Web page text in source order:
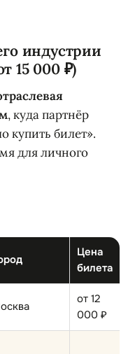
индустрии
15 000 ₽)
, куда партнёр
купить билет».
для личного
Цена
билета
от 12
000 ₽